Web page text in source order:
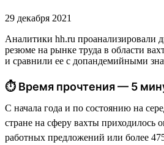
29 декабря 2021
Аналитики hh.ru проанализировали
резюме на рынке труда в области
и сравнили ее с допандемийными
⏱ Время прочтения — 5
С начала года и по состоянию на
стране на сферу вахты приходилось
работных предложений или более